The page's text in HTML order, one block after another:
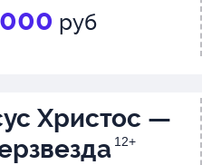
руб
Христос —
12+